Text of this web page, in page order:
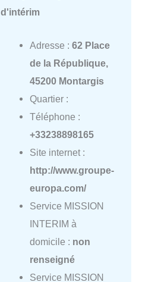
d'intérim
Adresse : 62 Place
de la République,
45200 Montargis
Quartier :
Téléphone :
+33238898165
Site internet :
http://www.groupe-
europa.com/
Service MISSION
INTERIM à
domicile : non
renseigné
Service MISSION